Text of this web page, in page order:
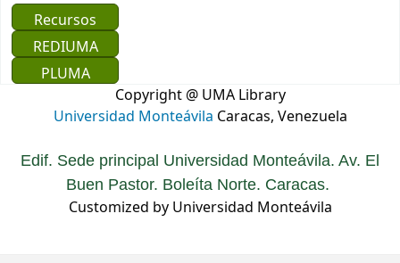
Recursos
REDIUMA
PLUMA
Copyright @ UMA Library
Universidad Monteávila Caracas, Venezuela
Edif. Sede principal Universidad Monteávila. Av. El
Buen Pastor. Boleíta Norte. Caracas.
Customized by Universidad Monteávila